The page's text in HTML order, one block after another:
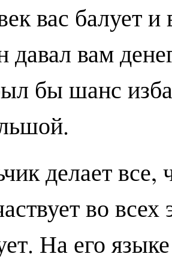
вас балует
давал вам
бы шанс
делает все,
во
На его